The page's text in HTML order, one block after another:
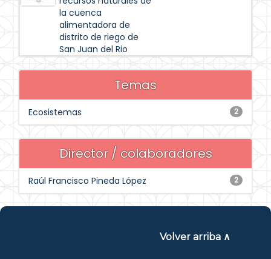
la cuenca
alimentadora de
distrito de riego de
San Juan del Rio
Temas
2
Ecosistemas
Director / colaboradores
2
Raúl Francisco Pineda López
Volver arriba ∧